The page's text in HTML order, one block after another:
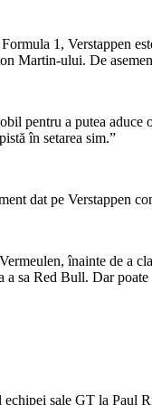
1, Verstappen
Martin-ului. De
pentru a putea aduce
în setarea sim.”
dat pe Verstappen
înainte de a
a sa Red Bull. Dar
echipei sale GT la Paul